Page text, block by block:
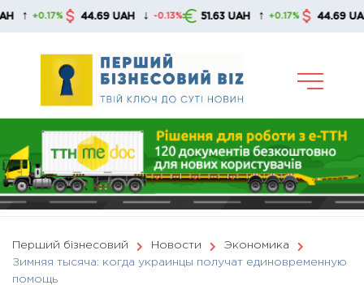
Skip
+0.17% 44.69 UAH ↓ -0.13% 51.63 UAH ↑ +0.17% 44.69 UAH ↓
Перший бізнесовий Новости
Экономика
Зимняя тысяча: когда украинцы получат единовременную
помощь